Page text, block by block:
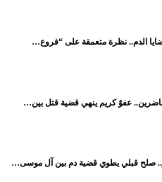
الدم.. نظرة متعمقة على “فروع…
عفوٌ كريم ينهي قضية قتل بين…
صلح قبلي يطوي قضية دم بين آل موسى…